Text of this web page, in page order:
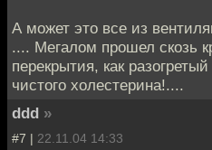
А может это все из
.... Мегалом прошел скозь
перекрытия, как
чистого холестерина!....
ddd »
#7 | 22.11.04 14:33